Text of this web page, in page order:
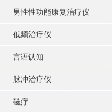
男性性功能康复治疗仪
低频治疗仪
言语认知
脉冲治疗仪
磁疗